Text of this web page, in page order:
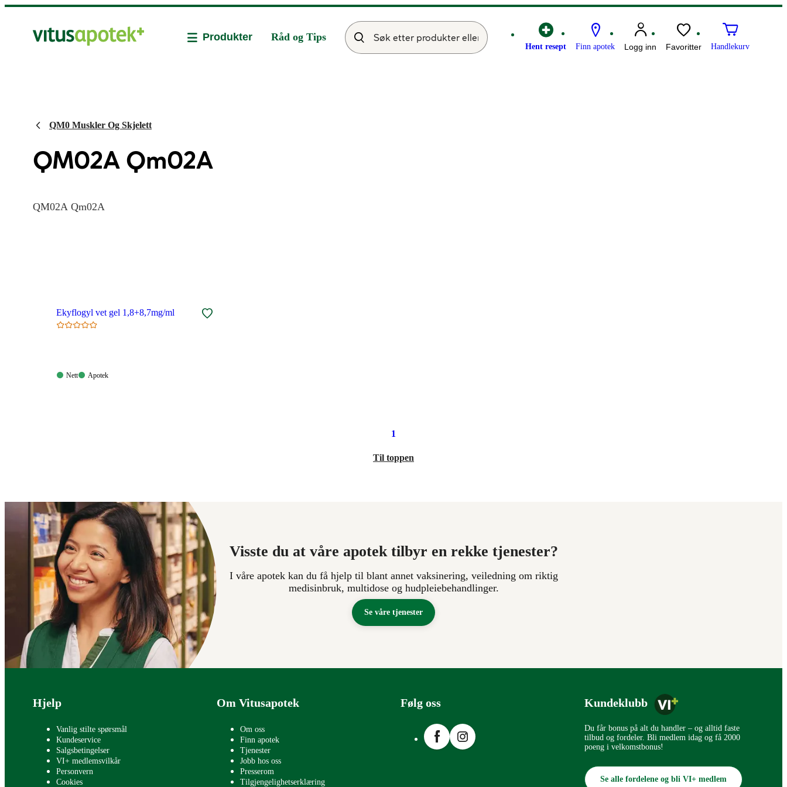
Hent resept Finn apotek Logg inn Favoritter Handlekurv
Produkter Råd og Tips
QM0 Muskler Og Skjelett
QM02A Qm02A
QM02A Qm02A
Ekyflogyl vet gel 1,8+8,7mg/ml
Nett:
Nett
Apotek:
Apotek
1
Til toppen
Visste du at våre apotek tilbyr en rekke tjenester?
I våre apotek kan du få hjelp til blant annet vaksinering, veiledning om riktig
medisinbruk, multidose og hudpleiebehandlinger.
Se våre tjenester
Bunntekst
Hjelp
Vanlig stilte spørsmål
Kundeservice
Salgsbetingelser
VI+ medlemsvilkår
Personvern
Cookies
Om Vitusapotek
Om oss
Finn apotek
Tjenester
Jobb hos oss
Presserom
Tilgjengelighetserklæring
Følg oss
FacebookInstagram
Kundeklubb
Du får bonus på alt du handler – og alltid faste
tilbud og fordeler. Bli medlem idag og få 2000
poeng i velkomstbonus!
Se alle fordelene og bli VI+ medlem